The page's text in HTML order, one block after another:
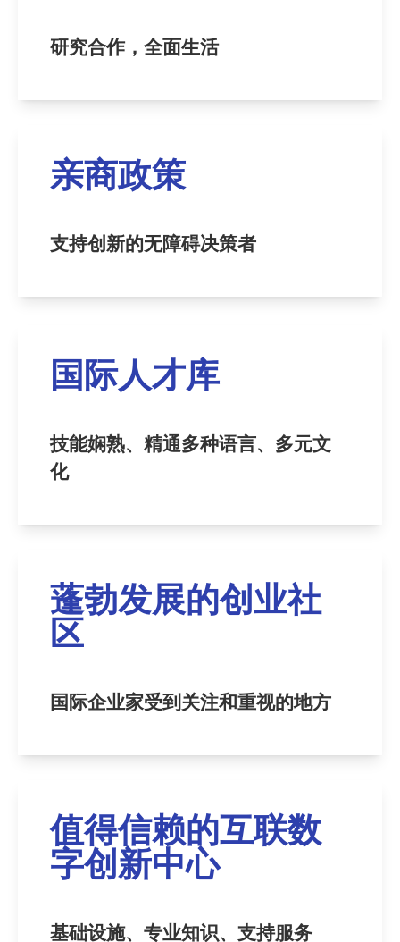
研究合作，全面生活
亲商政策
支持创新的无障碍决策者
国际人才库
技能娴熟、精通多种语言、多元文
化
蓬勃发展的创业社
区
国际企业家受到关注和重视的地方
值得信赖的互联数
字创新中心
基础设施、专业知识、支持服务